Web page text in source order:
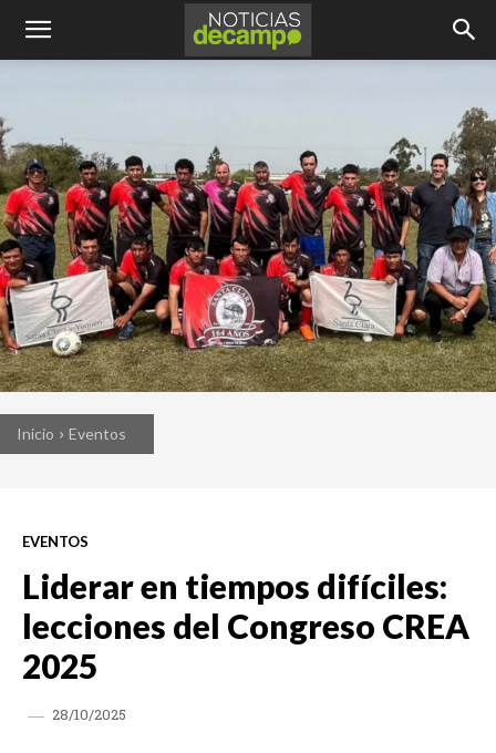
Inicio Eventos
EVENTOS
Liderar en tiempos difíciles:
lecciones del Congreso CREA
2025
28/10/2025